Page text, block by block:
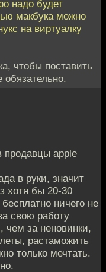
надо будет
макбука можно
на виртуалку
чтобы поставить
продавцы apple
в руки, значит
хотя бы 20-30
ничего не
свою работу
чем за неновинки,
растаможить
только мечтать.